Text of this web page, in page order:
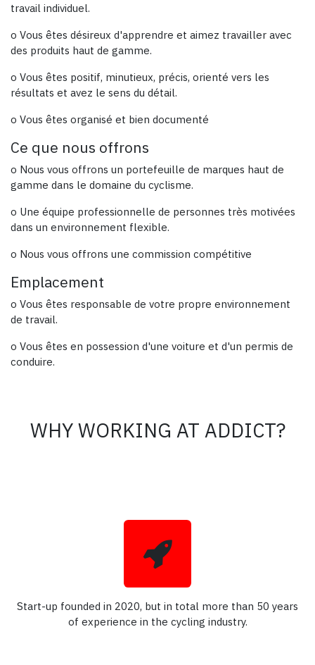
travail individuel.
o Vous êtes désireux d'apprendre et aimez travailler avec
des produits haut de gamme.
o Vous êtes positif, minutieux, précis, orienté vers les
résultats et avez le sens du détail.
o Vous êtes organisé et bien documenté
Ce que nous offrons
o Nous vous offrons un portefeuille de marques haut de
gamme dans le domaine du cyclisme.
o Une équipe professionnelle de personnes très motivées
dans un environnement flexible.
o Nous vous offrons une commission compétitive
Emplacement
o Vous êtes responsable de votre propre environnement
de travail.
o Vous êtes en possession d'une voiture et d'un permis de
conduire.
WHY WORKING AT ADDICT?
Start-up founded in 2020, but in total more than 50 years
of experience in the cycling industry.